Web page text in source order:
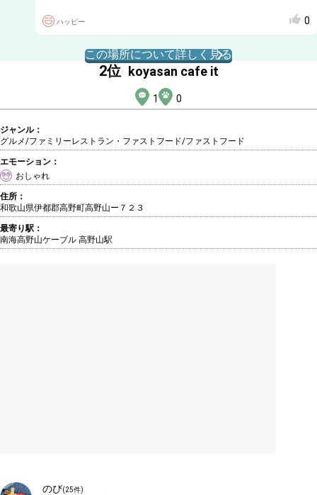
ハッピー 0
この場所について詳しく見る
2位 koyasan cafe it
1 0
ジャンル：
グルメ/ファミリーレストラン・ファストフード/ファストフード
エモーション：
おしゃれ
住所：
和歌山県伊都郡高野町高野山ー７２３
最寄り駅：
南海高野山ケーブル 高野山駅
のび(25件)